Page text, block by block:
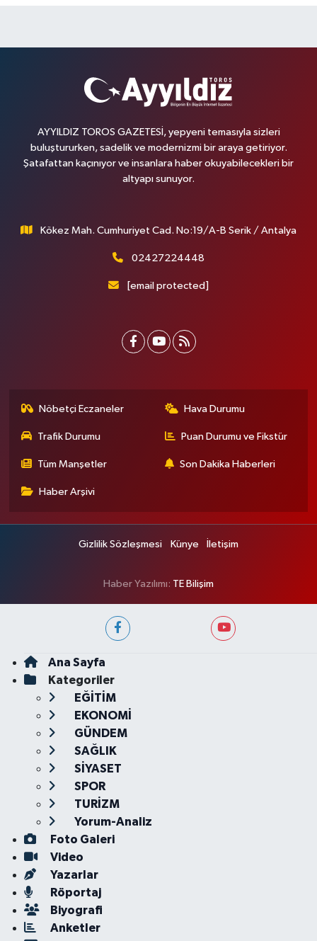
AYYILDIZ TOROS GAZETESİ, yepyeni temasıyla sizleri
buluştururken, sadelik ve modernizmi bir araya getiriyor.
Şatafattan kaçınıyor ve insanlara haber okuyabilecekleri bir
altyapı sunuyor.
Kökez Mah. Cumhuriyet Cad. No:19/A-B Serik / Antalya
02427224448
[email protected]
Nöbetçi Eczaneler Hava Durumu
Trafik Durumu Puan Durumu ve Fikstür
Tüm Manşetler Son Dakika Haberleri
Haber Arşivi
Gizlilik Sözleşmesi Künye İletişim
Haber Yazılımı: TE Bilişim
Ana Sayfa
Kategoriler
EĞİTİM
EKONOMİ
GÜNDEM
SAĞLIK
SİYASET
SPOR
TURİZM
Yorum-Analiz
Foto Galeri
Video
Yazarlar
Röportaj
Biyografi
Anketler